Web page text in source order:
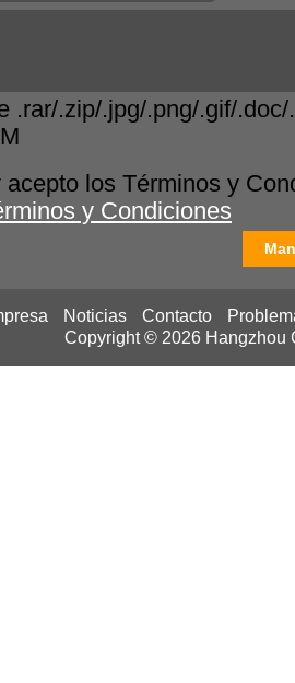
.rar/.zip/.jpg/.png/.gif/
acepto los Términos y
y Condiciones
Noticias Contacto
Copyright © 2026 Hangzhou